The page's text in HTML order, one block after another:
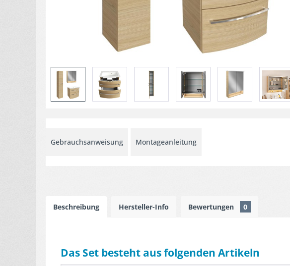
Gebrauchsanweisung Montageanleitung
Beschreibung Hersteller-Info Bewertungen 0
Das Set besteht aus folgenden Artikeln